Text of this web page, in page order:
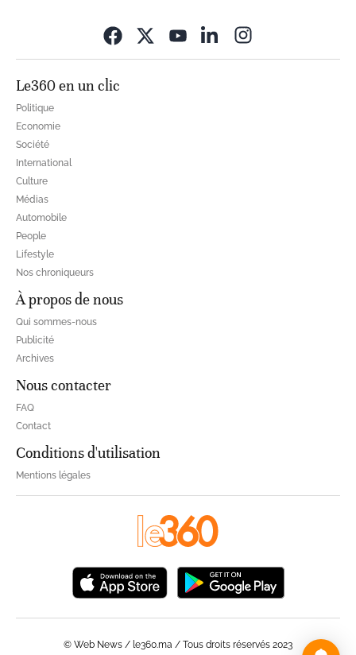
Le360 en un clic
Politique
Economie
Société
International
Culture
Médias
Automobile
People
Lifestyle
Nos chroniqueurs
À propos de nous
Qui sommes-nous
Publicité
Archives
Nous contacter
FAQ
Contact
Conditions d'utilisation
Mentions légales
© Web News / le360.ma / Tous droits réservés 2023